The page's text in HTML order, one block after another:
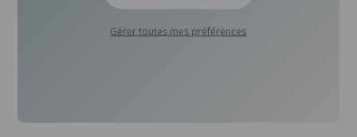
Gérer toutes mes préférences